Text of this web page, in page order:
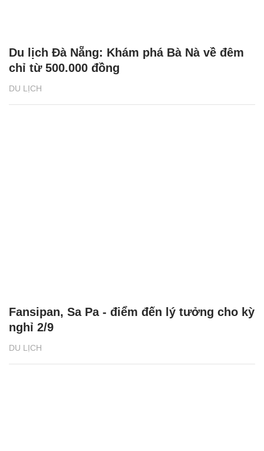
DU LỊCH
Du lịch Đà Nẵng: Khám phá Bà Nà về đêm
chỉ từ 500.000 đồng
DU LỊCH
Fansipan, Sa Pa - điểm đến lý tưởng cho kỳ
nghỉ 2/9